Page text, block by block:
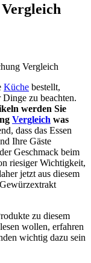
Vergleich
Küche bestellt,
zu beachten.
werden Sie
Vergleich was
dass das Essen
Ihre Gäste
Geschmack beim
riesiger Wichtigkeit,
jetzt aus diesem
zu diesem
wollen, erfahren
wichtig dazu sein